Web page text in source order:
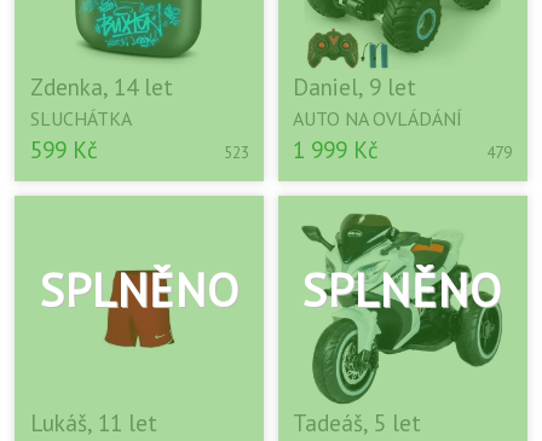
Zdenka, 14 let
SLUCHÁTKA
599 Kč 523
Daniel, 9 let
AUTO NA OVLÁDÁNÍ
1 999 Kč 479
Lukáš, 11 let Tadeáš, 5 let